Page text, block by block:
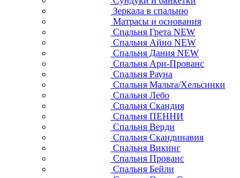
Зеркала в спальню
Матрасы и основания
Спальня Грета NEW
Спальня Айно NEW
Спальня Дания NEW
Спальня Ари-Прованс
Спальня Рауна
Спальня Мальта/Хельсинки
Спальня Лебо
Спальня Скандия
Спальня ПЕННИ
Спальня Верди
Спальня Скандинавия
Спальня Викинг
Спальня Прованс
Спальня Бейли